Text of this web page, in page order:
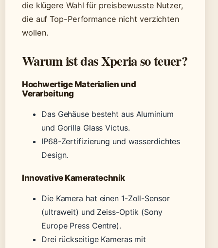
die klügere Wahl für preisbewusste Nutzer,
die auf Top-Performance nicht verzichten
wollen.
Warum ist das Xperia so teuer?
Hochwertige Materialien und
Verarbeitung
Das Gehäuse besteht aus Aluminium
und Gorilla Glass Victus.
IP68-Zertifizierung und wasserdichtes
Design.
Innovative Kameratechnik
Die Kamera hat einen 1-Zoll-Sensor
(ultraweit) und Zeiss-Optik (Sony
Europe Press Centre).
Drei rückseitige Kameras mit